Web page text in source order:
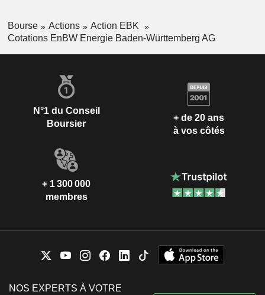
Bourse Actions
Action EBK
Cotations EnBW Energie Baden-Württemberg AG
N°1 du Conseil
Boursier
+ de 20 ans
à vos côtés
+ 1 300 000
membres
NOS EXPERTS À VOTRE